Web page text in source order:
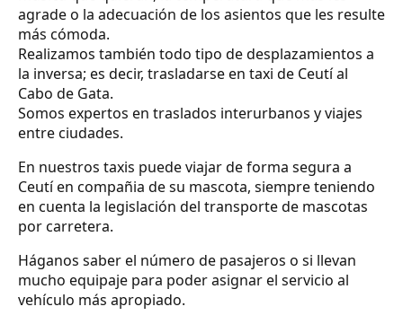
agrade o la adecuación de los asientos que les resulte
más cómoda.
Realizamos también todo tipo de desplazamientos a
la inversa; es decir, trasladarse en taxi de Ceutí al
Cabo de Gata.
Somos expertos en traslados interurbanos y viajes
entre ciudades.
En nuestros taxis puede viajar de forma segura a
Ceutí en compañia de su mascota, siempre teniendo
en cuenta la legislación del transporte de mascotas
por carretera.
Háganos saber el número de pasajeros o si llevan
mucho equipaje para poder asignar el servicio al
vehículo más apropiado.